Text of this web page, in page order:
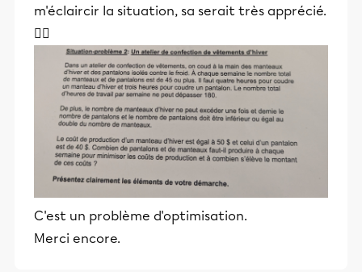
m'éclaircir la situation, sa serait très apprécié.
👍🏻
C'est un problème d'optimisation.
Merci encore.